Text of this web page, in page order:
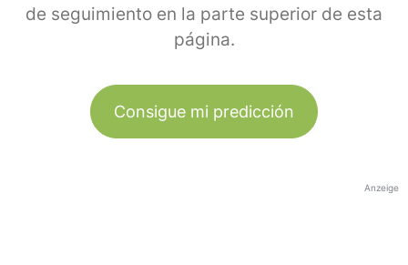
de seguimiento en la parte superior de esta
página.
Consigue mi predicción
Anzeige